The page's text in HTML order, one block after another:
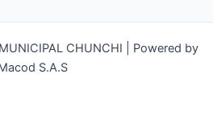
CHUNCHI | Powered by
S.A.S